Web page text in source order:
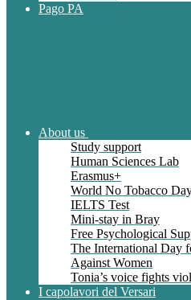
Pago PA
About us
Study support
Human Sciences Lab
Erasmus+
World No Tobacco
IELTS Test
Mini-stay in Bray
Free Psychological
The International Day
Against Women
Tonia’s voice fights
I capolavori del Versari